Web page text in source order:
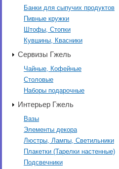
Банки для сыпучих продуктов
Пивные кружки
Штофы, Стопки
Кувшины, Квасники
Сервизы Гжель
Чайные, Кофейные
Столовые
Наборы подарочные
Интерьер Гжель
Вазы
Элементы декора
Люстры, Лампы, Светильники
Плакетки (Тарелки настенные)
Подсвечники